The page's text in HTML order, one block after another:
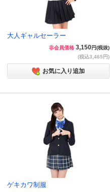
大人ギャルセーラー
非会員価格 3,150円(税抜)
(税込3,465円)
お気に入り追加
ゲキカワ制服